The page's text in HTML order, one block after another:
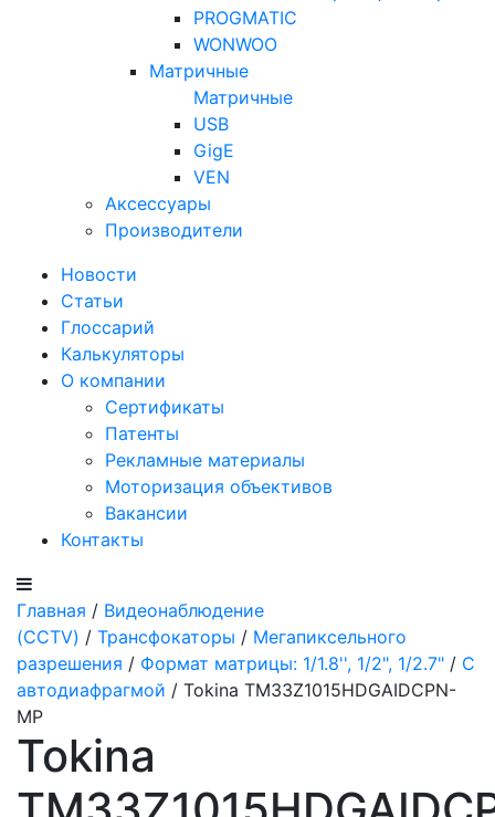
PROGMATIC
WONWOO
Матричные
Матричные
USB
GigE
VEN
Аксессуары
Производители
Новости
Статьи
Глоссарий
Калькуляторы
О компании
Сертификаты
Патенты
Рекламные материалы
Моторизация объективов
Вакансии
Контакты
Главная / Видеонаблюдение
(CCTV) / Трансфокаторы / Мегапиксельного
разрешения / Формат матрицы: 1/1.8'', 1/2", 1/2.7" / С
автодиафрагмой / Tokina TM33Z1015HDGAIDCPN-
MP
Tokina